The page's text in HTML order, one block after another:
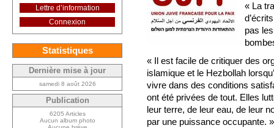
« La
pas
« Il est facile de critiquer des
islamique et le Hezbollah
vivre dans des conditions
ont été privées de tout. Elles
leur terre, de leur eau, de leur
par une puissance occupante. »
Lettre d’information
Connexion
Statistiques
Dernière mise à jour
samedi 8 août 2026
Publication
6205 Articles
Aucun album photo